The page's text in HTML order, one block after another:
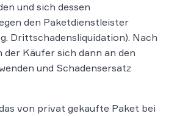
und sich dessen
den Paketdienstleister
Drittschadensliquidation). Nach
Käufer sich dann an den
und Schadensersatz
von privat gekaufte Paket bei